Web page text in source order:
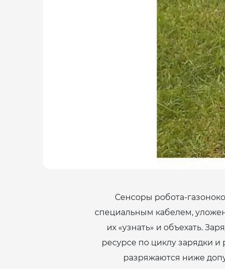
Сенсоры робота-
специальным кабелем,
их «узнать» и объехать.
ресурсе по циклу зарядки и
разряжаются ниже